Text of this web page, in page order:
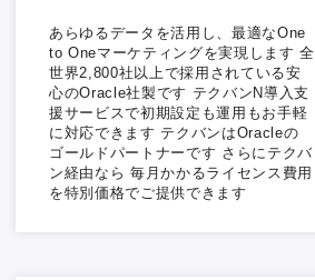
あらゆるデータを活用し、最適なOne
to Oneマーケティングを実現します 全
世界2,800社以上で採用されている安
心のOracle社製です テクバンN導入支
援サービスで初期設定も運用もお手軽
に対応できます テクバンはOracleの
ゴールドパートナーです さらにテクバ
ン経由なら 毎月かかるライセンス費用
を特別価格でご提供できます